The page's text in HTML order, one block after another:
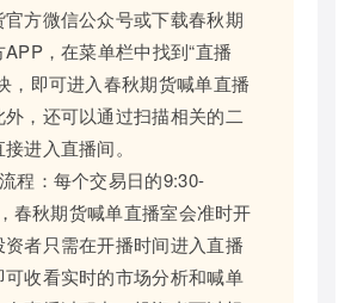
官方微信公众号或下载春秋期
，在菜单栏中找到“直播
，即可进入春秋期货喊单直播
外，还可以通过扫描相关的二
进入直播间。
程：每个交易日的9:30-
春秋期货喊单直播室会准时开
资者只需在开播时间进入直播
可收看实时的市场分析和喊单